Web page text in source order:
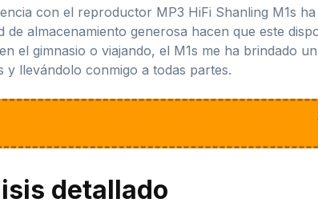
con el reproductor MP3 HiFi Shanling M1s
de almacenamiento generosa hacen que este
el gimnasio o viajando, el M1s me ha brindado
y llevándolo conmigo a todas partes.
detallado